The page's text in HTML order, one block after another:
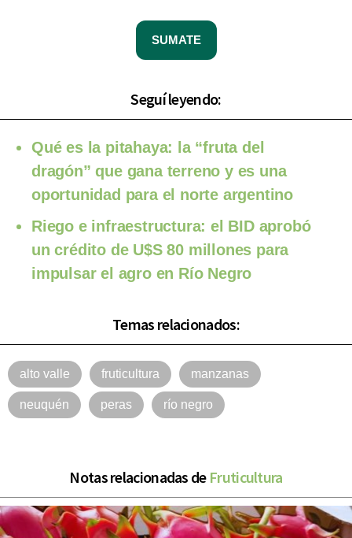
SUMATE
Seguí leyendo:
Qué es la pitahaya: la “fruta del
dragón” que gana terreno y es una
oportunidad para el norte argentino
Riego e infraestructura: el BID aprobó
un crédito de U$S 80 millones para
impulsar el agro en Río Negro
Temas relacionados:
alto valle fruticultura manzanas
neuquén peras río negro
Notas relacionadas de Fruticultura